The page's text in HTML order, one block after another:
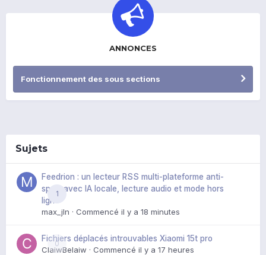
ANNONCES
Fonctionnement des sous sections
Sujets
1
Feedrion : un lecteur RSS multi-plateforme anti-
spoil, avec IA locale, lecture audio et mode hors
ligne
max_jln · Commencé il y a 18 minutes
0
Fichiers déplacés introuvables Xiaomi 15t pro
ClaiwBelaiw · Commencé il y a 17 heures